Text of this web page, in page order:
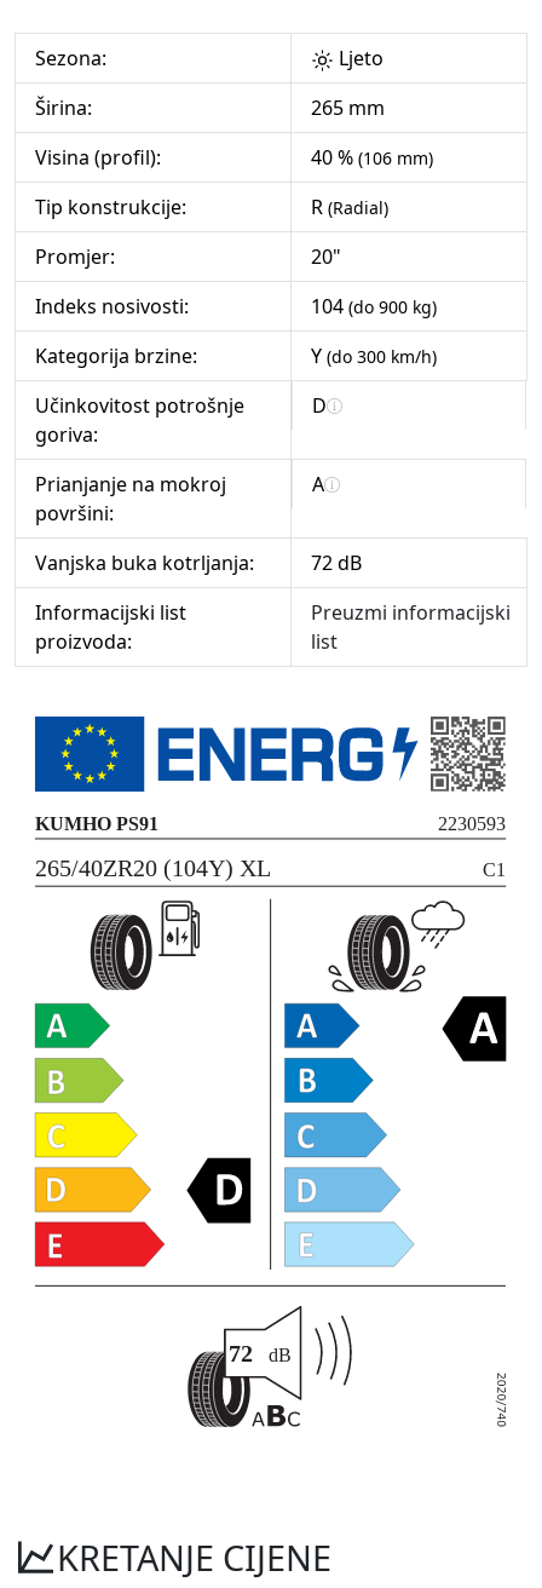
Sezona:
Ljeto
Širina:
265 mm
Visina (profil):
40 % (106 mm)
Tip konstrukcije: R (Radial)
Promjer:
20"
Indeks nosivosti:
104 (do 900 kg)
Kategorija brzine: Y (do 300 km/h)
Učinkovitost potrošnje
goriva:
D
Prianjanje na mokroj
površini:
A
Vanjska buka kotrljanja:
72 dB
Informacijski list
proizvoda:
Preuzmi informacijski
list
KRETANJE CIJENE